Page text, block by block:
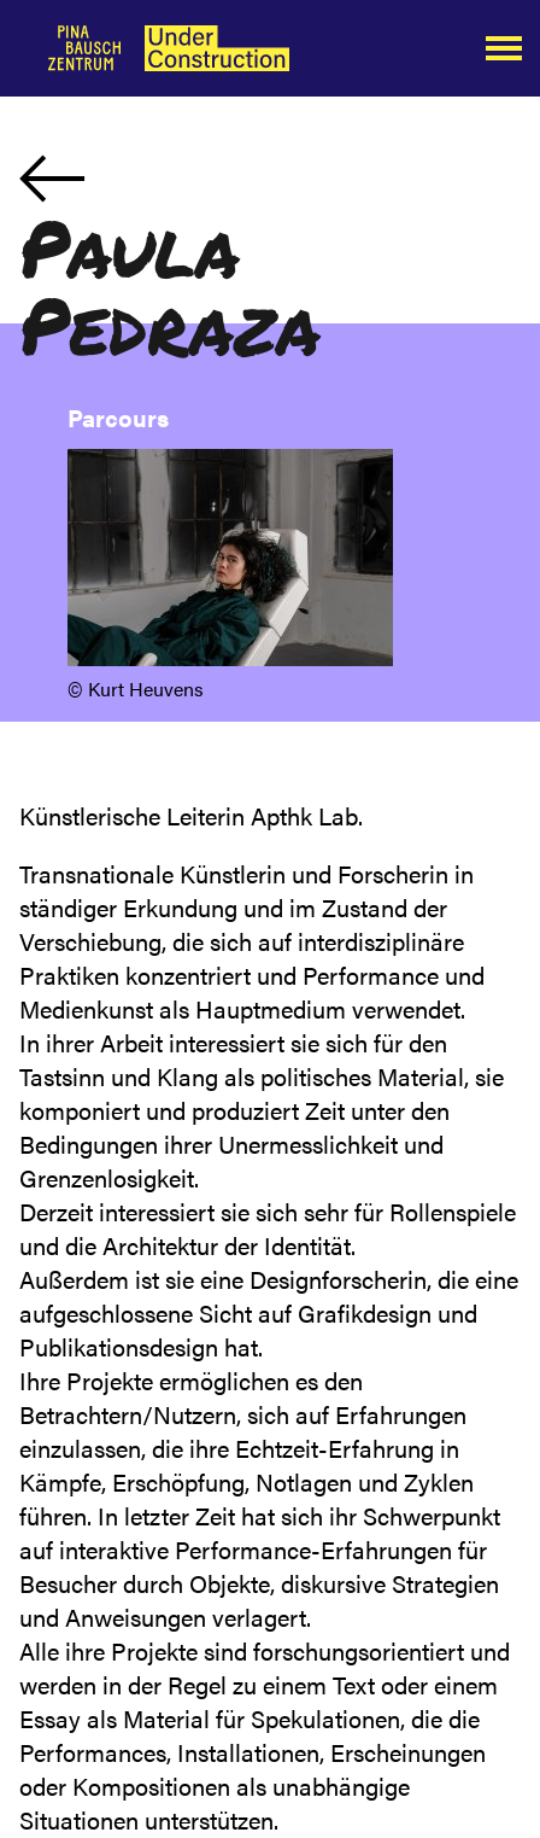
Paula
Pedraza
Parcours
©️ Kurt Heuvens
Künstlerische Leiterin Apthk Lab.
Transnationale Künstlerin und Forscherin in
ständiger Erkundung und im Zustand der
Verschiebung, die sich auf interdisziplinäre
Praktiken konzentriert und Performance und
Medienkunst als Hauptmedium verwendet.
In ihrer Arbeit interessiert sie sich für den
Tastsinn und Klang als politisches Material, sie
komponiert und produziert Zeit unter den
Bedingungen ihrer Unermesslichkeit und
Grenzenlosigkeit.
Derzeit interessiert sie sich sehr für Rollenspiele
und die Architektur der Identität.
Außerdem ist sie eine Designforscherin, die eine
aufgeschlossene Sicht auf Grafikdesign und
Publikationsdesign hat.
Ihre Projekte ermöglichen es den
Betrachtern/Nutzern, sich auf Erfahrungen
einzulassen, die ihre Echtzeit-Erfahrung in
Kämpfe, Erschöpfung, Notlagen und Zyklen
führen. In letzter Zeit hat sich ihr Schwerpunkt
auf interaktive Performance-Erfahrungen für
Besucher durch Objekte, diskursive Strategien
und Anweisungen verlagert.
Alle ihre Projekte sind forschungsorientiert und
werden in der Regel zu einem Text oder einem
Essay als Material für Spekulationen, die die
Performances, Installationen, Erscheinungen
oder Kompositionen als unabhängige
Situationen unterstützen.